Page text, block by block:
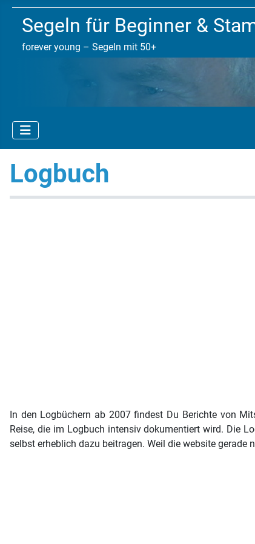
Segeln für Beginner &
forever young – Segeln mit 50+
Logbuch
In den Logbüchern ab 2007 findest Du Berichte von
Reise, die im Logbuch intensiv dokumentiert wird. Die
selbst erheblich dazu beitragen. Weil die website